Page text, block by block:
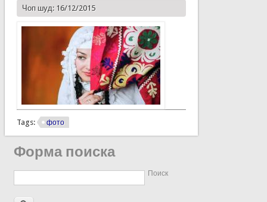
Чоп шуд: 16/12/2015
Tags: фото
Форма поиска
Поиск